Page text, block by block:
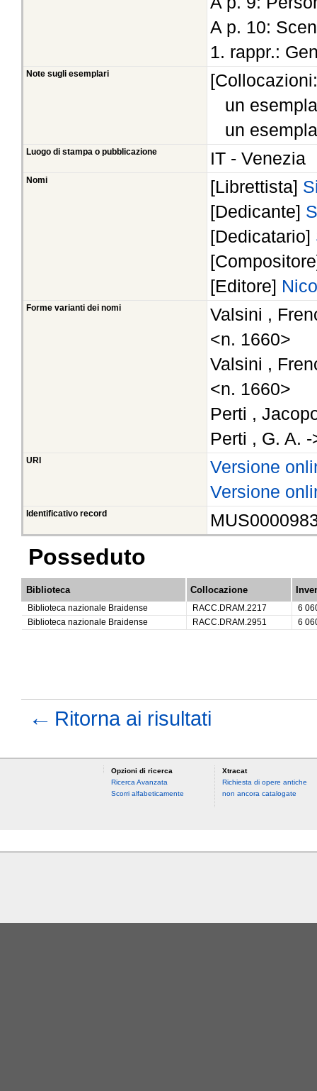
A p. 10:
1. rappr.:
Note sugli esemplari
un
un
Luogo di stampa o pubblicazione IT - Venezia
Nomi [Librettista]
[Dedicante]
[Dedicatario]
[Editore]
Forme varianti dei nomi
Valsini ,
<n. 1660>
Valsini ,
<n. 1660>
Perti ,
Perti , G. A.
URI
Versione
Versione
Identificativo record
Posseduto
Biblioteca Collocazione
Biblioteca nazionale Braidense RACC.DRAM.2217
6
Biblioteca nazionale Braidense
RACC.DRAM.2951 6
← Ritorna ai risultati
Opzioni di ricerca
Ricerca Avanzata
Scorri alfabeticamente
Xtracat
Richiesta di opere antiche
non ancora catalogate